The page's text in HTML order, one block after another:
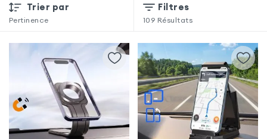
Trier par
Pertinence
Filtres
109 Résultats